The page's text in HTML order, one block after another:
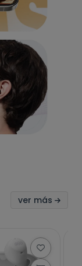
ver más